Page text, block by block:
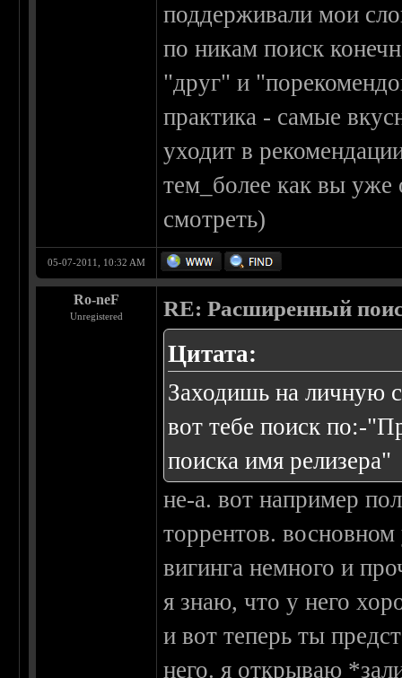
поддерживали мои
по никам поиск
"друг" и
практика - самые
уходит в
тем_более как вы
смотреть)
05-07-2011, 10:32 AM
Ro-neF
Unregistered RE: Расширенный
Цитата:
Заходишь на личную
вот тебе поиск по:-
поиска имя релизера"
не-а. вот например
торрентов. восновном
вигинга немного и
я знаю, что у него
и вот теперь ты
него. я открываю